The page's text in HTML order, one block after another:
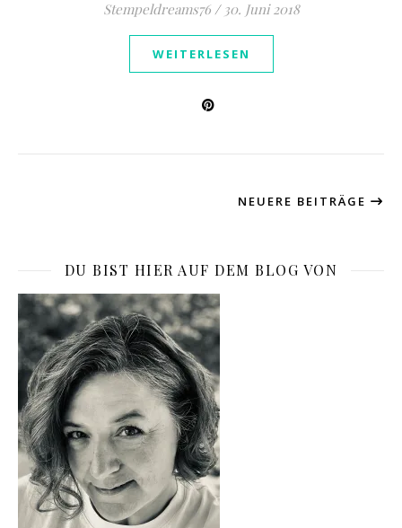
Stempeldreams76 / 30. Juni 2018
WEITERLESEN
NEUERE BEITRÄGE
DU BIST HIER AUF DEM BLOG VON